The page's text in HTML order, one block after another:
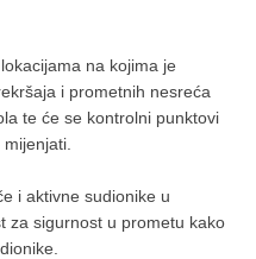
na kojima je
i prometnih nesreća
te će se kontrolni punktovi
i aktivne sudionike u
za sigurnost u prometu kako